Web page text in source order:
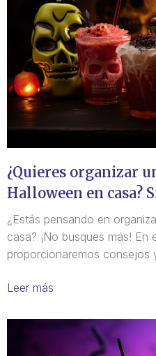
¿Quieres organizar
Halloween en casa?
¿Estás pensando en
casa? ¡No busques más! En
proporcionaremos consejos
Leer más